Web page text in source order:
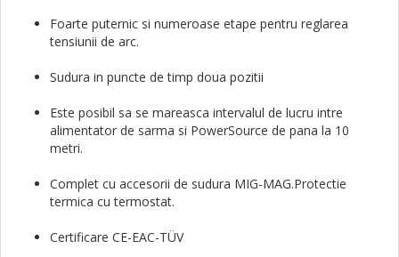
Foarte puternic si numeroase etape pentru reglarea
tensiunii de arc.
Sudura in puncte de timp doua pozitii
Este posibil sa se mareasca intervalul de lucru intre
alimentator de sarma si PowerSource de pana la 10
metri.
Complet cu accesorii de sudura MIG-MAG.Protectie
termica cu termostat.
Certificare CE-EAC-TÜV